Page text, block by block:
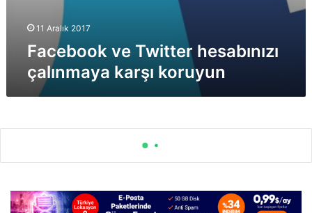
11 Aralık 2017
Facebook ve Twitter hesabınızı
çalınmaya karşı koruyun